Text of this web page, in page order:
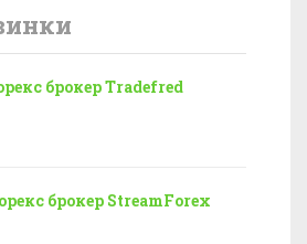
брокер Tradefred
брокер StreamForex